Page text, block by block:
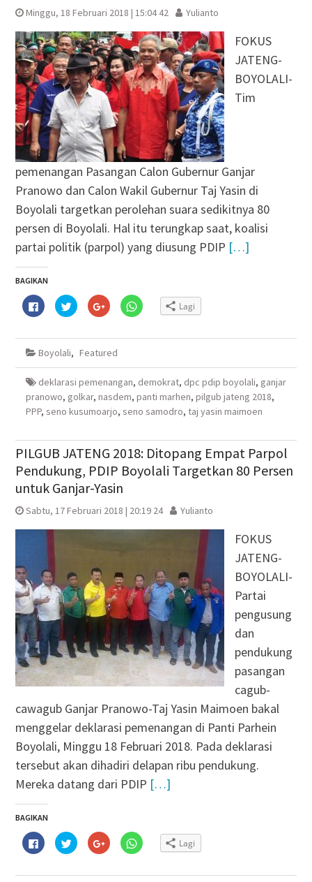
Minggu, 18 Februari 2018 | 15:04 42 Yulianto
FOKUS
JATENG-
BOYOLALI-
Tim
pemenangan Pasangan Calon Gubernur Ganjar
Pranowo dan Calon Wakil Gubernur Taj Yasin di
Boyolali targetkan perolehan suara sedikitnya 80
persen di Boyolali. Hal itu terungkap saat, koalisi
partai politik (parpol) yang diusung PDIP […]
BAGIKAN
Klik
untuk
membagikan
Facebook(Membuka
jendela
baru)
Klik
untuk
berbagi
Twitter(Membuka
jendela
baru)
Klik
untuk
berbagi
Google+
di
yang
baru)
Klik
untuk
WhatsApp(Membuka
baru)
Lagi
Boyolali, Featured
deklarasi pemenangan, demokrat, dpc pdip boyolali, ganjar
pranowo, golkar, nasdem, panti marhen, pilgub jateng 2018,
PPP, seno kusumoarjo, seno samodro, taj yasin maimoen
PILGUB JATENG 2018: Ditopang Empat Parpol
Pendukung, PDIP Boyolali Targetkan 80 Persen
untuk Ganjar-Yasin
Sabtu, 17 Februari 2018 | 20:19 24 Yulianto
FOKUS
JATENG-
BOYOLALI-
Partai
pengusung
dan
pendukung
pasangan
cagub-
cawagub Ganjar Pranowo-Taj Yasin Maimoen bakal
menggelar deklarasi pemenangan di Panti Parhein
Boyolali, Minggu 18 Februari 2018. Pada deklarasi
tersebut akan dihadiri delapan ribu pendukung.
Mereka datang dari PDIP […]
BAGIKAN
Klik
untuk
membagikan
Facebook(Membuka
Klik
untuk
berbagi
Twitter(Membuka
Klik
untuk
berbagi
Google+
Klik
untuk
WhatsApp(Membuka
Lagi